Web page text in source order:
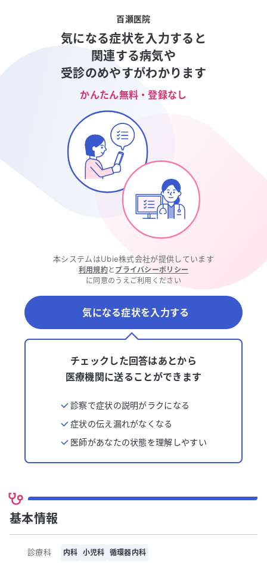
百瀬医院
気になる症状を入力すると
関連する病気や
受診のめやすがわかります
かんたん無料・登録なし
本システムはUbie株式会社が提供しています
利用規約と プライバシーポリシー
に同意のうえご利用ください
気になる症状を入力する
チェックした回答はあとから
医療機関に送ることができます
診察で症状の説明がラクになる
症状の伝え漏れがなくなる
医師があなたの状態を理解しやすい
基本情報
診療科 内科 小児科 循環器内科